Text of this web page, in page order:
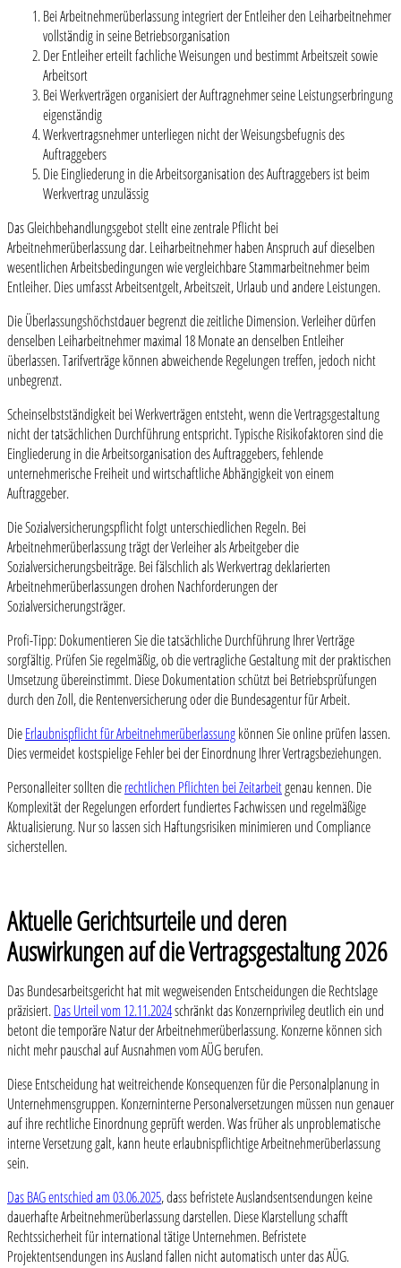
Bei Arbeitnehmerüberlassung integriert der Entleiher den Leiharbeitnehmer
vollständig in seine Betriebsorganisation
Der Entleiher erteilt fachliche Weisungen und bestimmt Arbeitszeit sowie
Arbeitsort
Bei Werkverträgen organisiert der Auftragnehmer seine Leistungserbringung
eigenständig
Werkvertragsnehmer unterliegen nicht der Weisungsbefugnis des
Auftraggebers
Die Eingliederung in die Arbeitsorganisation des Auftraggebers ist beim
Werkvertrag unzulässig
Das Gleichbehandlungsgebot stellt eine zentrale Pflicht bei
Arbeitnehmerüberlassung dar. Leiharbeitnehmer haben Anspruch auf dieselben
wesentlichen Arbeitsbedingungen wie vergleichbare Stammarbeitnehmer beim
Entleiher. Dies umfasst Arbeitsentgelt, Arbeitszeit, Urlaub und andere Leistungen.
Die Überlassungshöchstdauer begrenzt die zeitliche Dimension. Verleiher dürfen
denselben Leiharbeitnehmer maximal 18 Monate an denselben Entleiher
überlassen. Tarifverträge können abweichende Regelungen treffen, jedoch nicht
unbegrenzt.
Scheinselbstständigkeit bei Werkverträgen entsteht, wenn die Vertragsgestaltung
nicht der tatsächlichen Durchführung entspricht. Typische Risikofaktoren sind die
Eingliederung in die Arbeitsorganisation des Auftraggebers, fehlende
unternehmerische Freiheit und wirtschaftliche Abhängigkeit von einem
Auftraggeber.
Die Sozialversicherungspflicht folgt unterschiedlichen Regeln. Bei
Arbeitnehmerüberlassung trägt der Verleiher als Arbeitgeber die
Sozialversicherungsbeiträge. Bei fälschlich als Werkvertrag deklarierten
Arbeitnehmerüberlassungen drohen Nachforderungen der
Sozialversicherungsträger.
Profi-Tipp: Dokumentieren Sie die tatsächliche Durchführung Ihrer Verträge
sorgfältig. Prüfen Sie regelmäßig, ob die vertragliche Gestaltung mit der praktischen
Umsetzung übereinstimmt. Diese Dokumentation schützt bei Betriebsprüfungen
durch den Zoll, die Rentenversicherung oder die Bundesagentur für Arbeit.
DieErlaubnispflicht für Arbeitnehmerüberlassungkönnen Sie online prüfen lassen.
Dies vermeidet kostspielige Fehler bei der Einordnung Ihrer Vertragsbeziehungen.
Personalleiter sollten dierechtlichen Pflichten bei Zeitarbeitgenau kennen. Die
Komplexität der Regelungen erfordert fundiertes Fachwissen und regelmäßige
Aktualisierung. Nur so lassen sich Haftungsrisiken minimieren und Compliance
sicherstellen.
Aktuelle Gerichtsurteile und deren
Auswirkungen auf die Vertragsgestaltung 2026
Das Bundesarbeitsgericht hat mit wegweisenden Entscheidungen die Rechtslage
präzisiert.Das Urteil vom 12.11.2024schränkt das Konzernprivileg deutlich ein und
betont die temporäre Natur der Arbeitnehmerüberlassung. Konzerne können sich
nicht mehr pauschal auf Ausnahmen vom AÜG berufen.
Diese Entscheidung hat weitreichende Konsequenzen für die Personalplanung in
Unternehmensgruppen. Konzerninterne Personalversetzungen müssen nun genauer
auf ihre rechtliche Einordnung geprüft werden. Was früher als unproblematische
interne Versetzung galt, kann heute erlaubnispflichtige Arbeitnehmerüberlassung
sein.
Das BAG entschied am 03.06.2025, dass befristete Auslandsentsendungen keine
dauerhafte Arbeitnehmerüberlassung darstellen. Diese Klarstellung schafft
Rechtssicherheit für international tätige Unternehmen. Befristete
Projektentsendungen ins Ausland fallen nicht automatisch unter das AÜG.